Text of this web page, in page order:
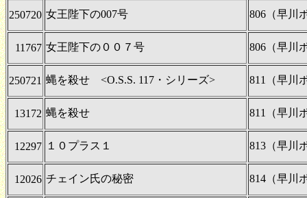
250720 女王陛下の007号 806（早川
11767 女王陛下の００７号 806（早川
250721 蝿を殺せ <O.S.S. 117・シリーズ> 811（早川
13172 蝿を殺せ 811（早川
12297 １０プラス１ 813（早川
12026 チェイン氏の秘密 814（早川